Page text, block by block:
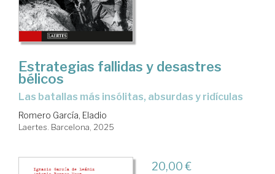
Estrategias fallidas y desastres
bélicos
Las batallas más insólitas, absurdas y ridículas
Romero García, Eladio
Laertes. Barcelona, 2025
20,00 €